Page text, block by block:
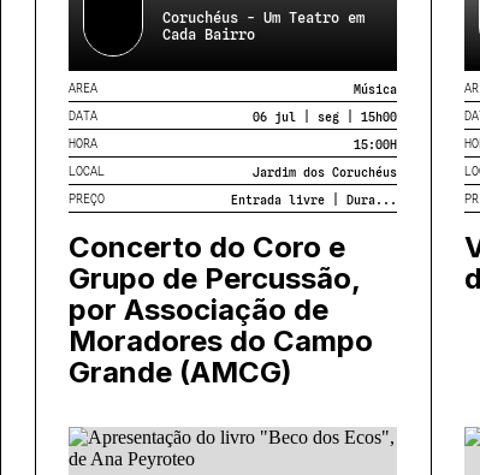
Coruchéus - Um Teatro em
Cada Bairro
AREA
Música
DATA
06 jul | seg | 15h00
HORA
15:00H
LOCAL
Jardim dos Coruchéus
PREÇO
Entrada livre | Dura...
Concerto do Coro e
Grupo de Percussão,
por Associação de
Moradores do Campo
Grande (AMCG)